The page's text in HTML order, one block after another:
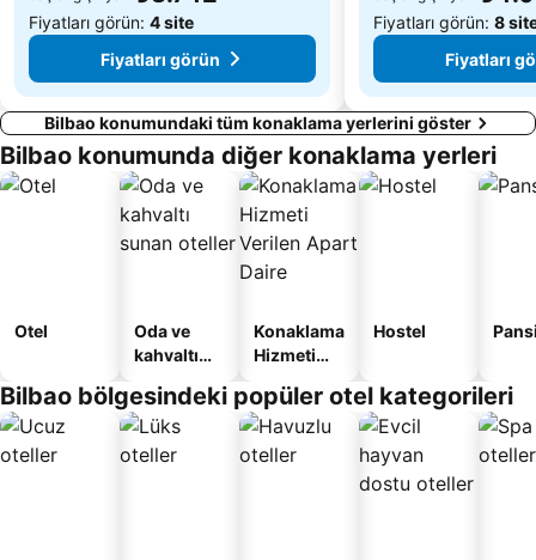
Fiyatları görün: 4 site
Fiyatları görün
Fiyatları görün: 8
Fiyatları
Bilbao konumundaki tüm konaklama yerlerini göster
Bilbao konumunda diğer konaklama yerleri
Otel
Oda ve
kahvaltı
oteller
Konaklama
Hizmeti
Apart
Daire
Hostel
Bilbao bölgesindeki popüler otel kategorileri